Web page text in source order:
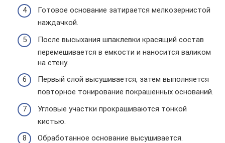
Готовое основание затирается мелкозернистой
наждачкой.
После высыхания шпаклевки красящий состав
перемешивается в емкости и наносится валиком
на стену.
Первый слой высушивается, затем выполняется
повторное тонирование покрашенных оснований.
Угловые участки прокрашиваются тонкой
кистью.
Обработанное основание высушивается.